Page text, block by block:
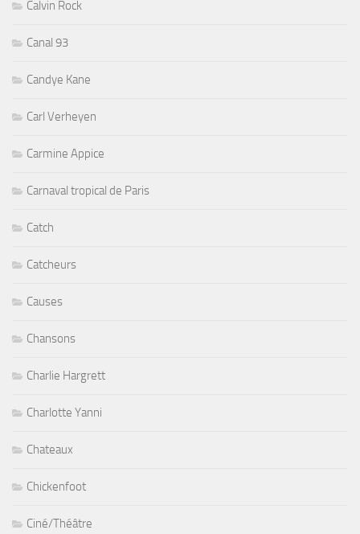
Calvin Rock
Canal 93
Candye Kane
Carl Verheyen
Carmine Appice
Carnaval tropical de Paris
Catch
Catcheurs
Causes
Chansons
Charlie Hargrett
Charlotte Yanni
Chateaux
Chickenfoot
Ciné/Théâtre